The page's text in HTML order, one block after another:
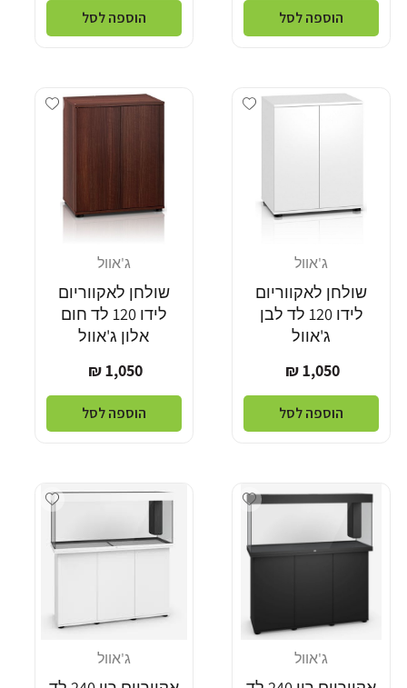
הוספה לסל הוספה לסל
Add wishlist
ג'אוול
שולחן לאקווריום
לידו 120 לד לבן
ג'אוול
מחיר
רגיל
1,050 ₪
הוספה לסל
Add wishlist
ג'אוול
שולחן לאקווריום
לידו 120 לד חום
אלון ג'אוול
מחיר
רגיל
1,050 ₪
הוספה לסל
Add wishlist
ג'אוול
Add wishlist
ג'אוול